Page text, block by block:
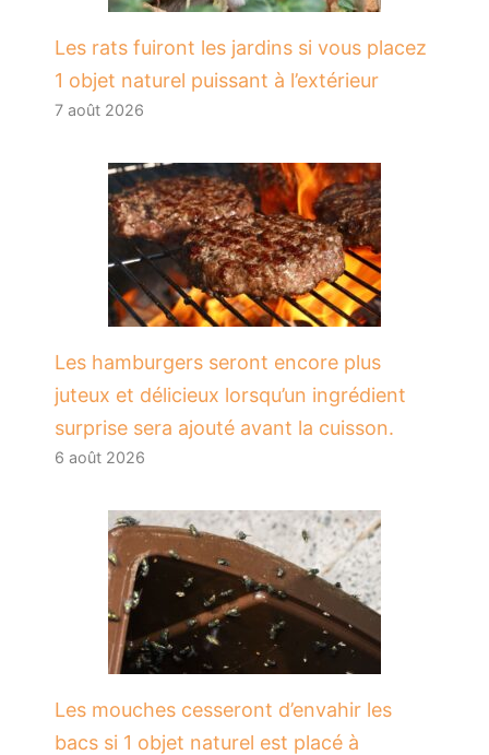
Les rats fuiront les jardins si vous placez
1 objet naturel puissant à l’extérieur
7 août 2026
Les hamburgers seront encore plus
juteux et délicieux lorsqu’un ingrédient
surprise sera ajouté avant la cuisson.
6 août 2026
Les mouches cesseront d’envahir les
bacs si 1 objet naturel est placé à